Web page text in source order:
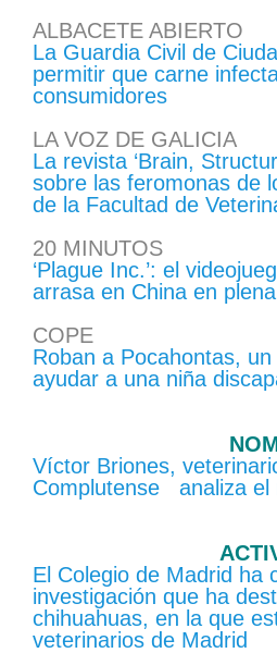
ALBACETE ABIERTO
La Guardia Civil de
permitir que carne
consumidores
LA VOZ DE GALICIA
La revista ‘Brain,
sobre las feromonas de
de la Facultad de
20 MINUTOS
‘Plague Inc.’: el
arrasa en China en
COPE
Roban a Pocahontas,
ayudar a una niña
Víctor Briones,
Complutense analiza el
El Colegio de Madrid ha
investigación que ha
chihuahuas, en la que
veterinarios de Madrid